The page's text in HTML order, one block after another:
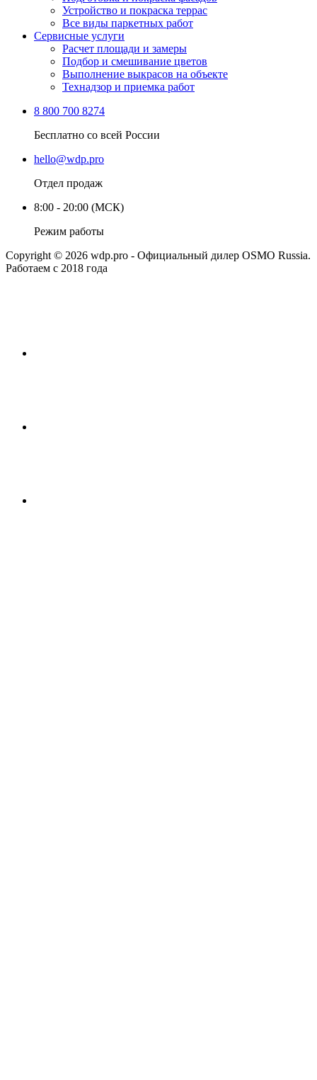
Устройство и покраска террас
Все виды паркетных работ
Сервисные услуги
Расчет площади и замеры
Подбор и смешивание цветов
Выполнение выкрасов на объекте
Технадзор и приемка работ
8 800 700 8274
Бесплатно со всей России
hello@wdp.pro
Отдел продаж
8:00 - 20:00 (МСК)
Режим работы
Copyright © 2026 wdp.pro - Официальный дилер OSMO Russia.
Работаем с 2018 года